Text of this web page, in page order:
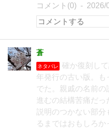
コメント(0) 2026/
蒼
ネタバレ
確か復刻し
年発行の古い版。も
でた。親戚の名前
進むの結構苦痛だっ
説明のつかない部分
るまではおもしろか